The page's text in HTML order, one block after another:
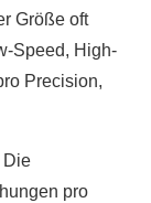
Größe oft
Speed, High-
Precision,
Die
pro